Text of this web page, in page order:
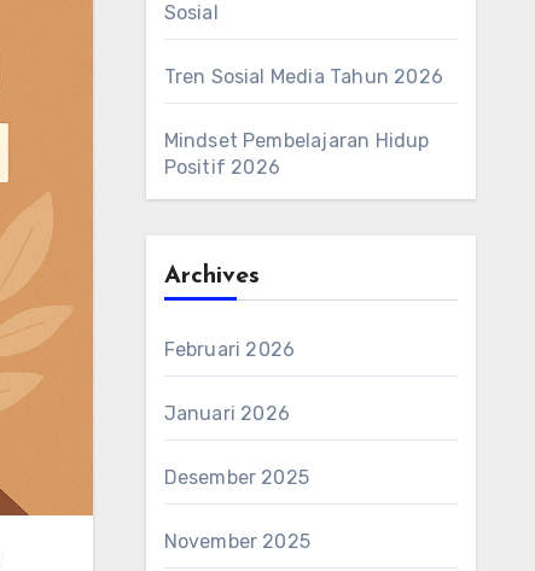
Sosial
Tren Sosial Media Tahun 2026
Mindset Pembelajaran Hidup
Positif 2026
Archives
Februari 2026
Januari 2026
Desember 2025
November 2025